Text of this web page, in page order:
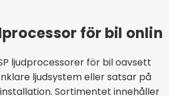
för bil
ljudprocessorer för bil oavsett
ljudsystem eller satsar på
Sortimentet innehåller